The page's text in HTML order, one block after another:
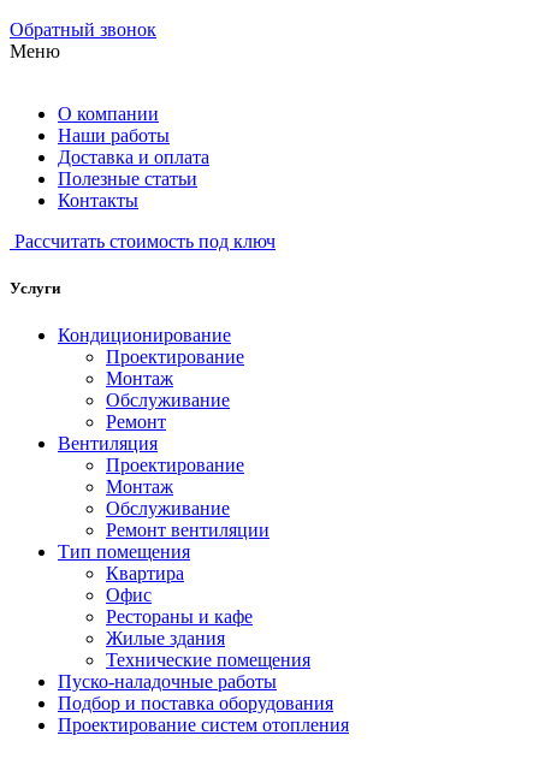
Обратный звонок
Меню
О компании
Наши работы
Доставка и оплата
Полезные статьи
Контакты
Рассчитать стоимость под ключ
Услуги
Кондиционирование
Проектирование
Монтаж
Обслуживание
Ремонт
Вентиляция
Проектирование
Монтаж
Обслуживание
Ремонт вентиляции
Тип помещения
Квартира
Офис
Рестораны и кафе
Жилые здания
Технические помещения
Пуско-наладочные работы
Подбор и поставка оборудования
Проектирование систем отопления